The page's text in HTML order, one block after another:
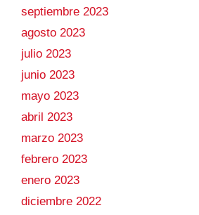
septiembre 2023
agosto 2023
julio 2023
junio 2023
mayo 2023
abril 2023
marzo 2023
febrero 2023
enero 2023
diciembre 2022